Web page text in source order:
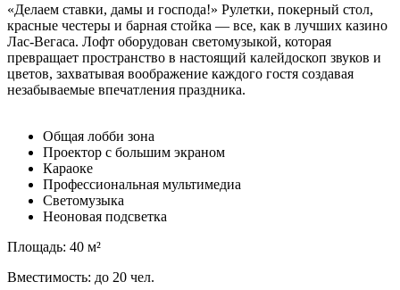
«Делаем ставки, дамы и господа!» Рулетки, покерный стол,
красные честеры и барная стойка — все, как в лучших казино
Лас-Вегаса. Лофт оборудован светомузыкой, которая
превращает пространство в настоящий калейдоскоп звуков и
цветов, захватывая воображение каждого гостя создавая
незабываемые впечатления праздника.
Общая лобби зона
Проектор с большим экраном
Караоке
Профессиональная мультимедиа
Светомузыка
Неоновая подсветка
Площадь: 40 м²
Вместимость: до 20 чел.